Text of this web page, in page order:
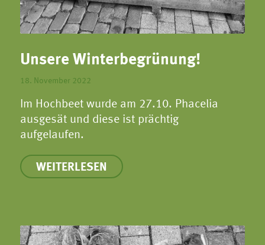
Unsere Winterbegrünung!
18. November 2022
Im Hochbeet wurde am 27.10. Phacelia
ausgesät und diese ist prächtig
aufgelaufen.
WEITERLESEN